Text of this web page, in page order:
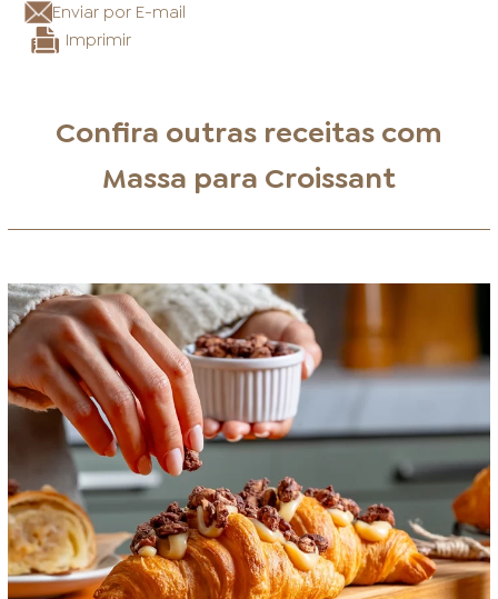
Enviar por E-mail
Imprimir
Confira outras receitas com
Massa para Croissant